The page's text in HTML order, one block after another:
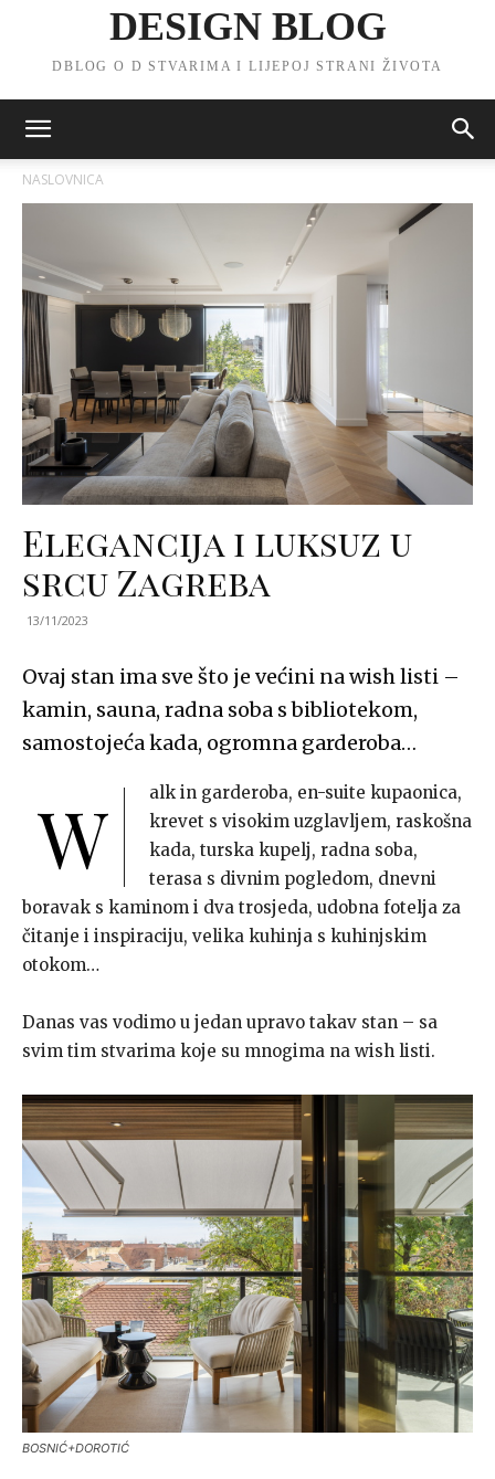
DESIGN BLOG
DBLOG O D STVARIMA I LIJEPOJ STRANI ŽIVOTA
NASLOVNICA
Elegancija i luksuz u
srcu Zagreba
13/11/2023
Ovaj stan ima sve što je većini na wish listi –
kamin, sauna, radna soba s bibliotekom,
samostojeća kada, ogromna garderoba…
W
alk in garderoba, en-suite kupaonica,
krevet s visokim uzglavljem, raskošna
kada, turska kupelj, radna soba,
terasa s divnim pogledom, dnevni
boravak s kaminom i dva trosjeda, udobna fotelja za
čitanje i inspiraciju, velika kuhinja s kuhinjskim
otokom…
Danas vas vodimo u jedan upravo takav stan – sa
svim tim stvarima koje su mnogima na wish listi.
BOSNIĆ+DOROTIĆ